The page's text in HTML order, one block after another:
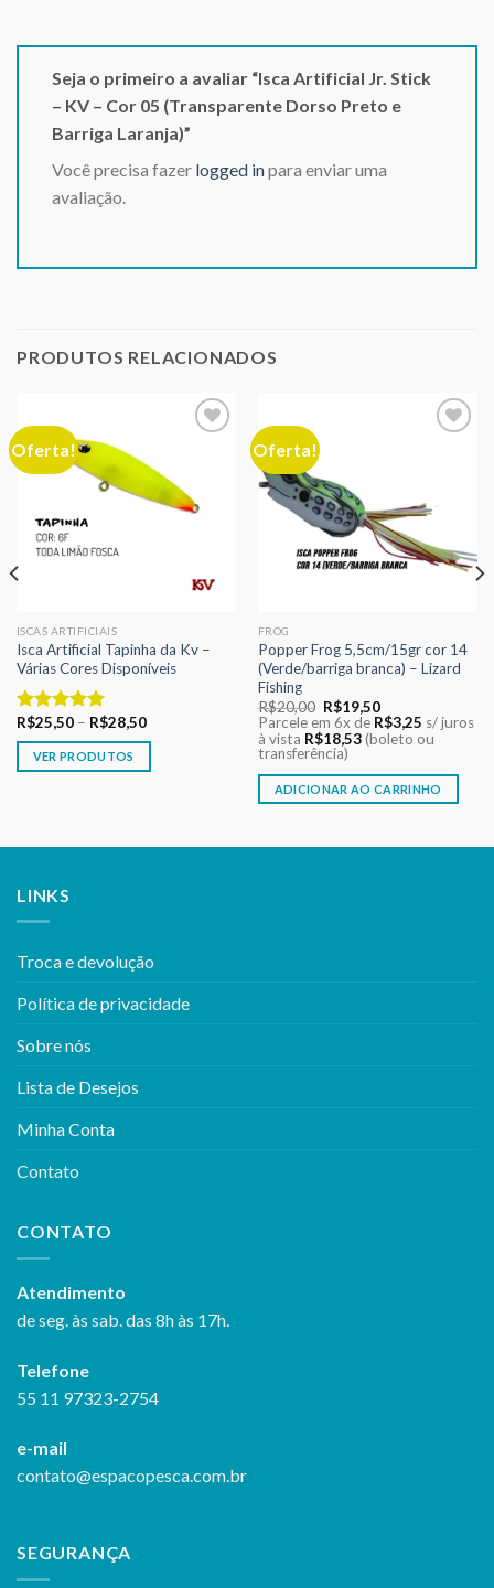
Seja o primeiro a avaliar “Isca Artificial Jr. Stick
– KV – Cor 05 (Transparente Dorso Preto e
Barriga Laranja)”
Você precisa fazer logged inpara enviar uma
avaliação.
PRODUTOS RELACIONADOS
Oferta!
desejos
ISCAS ARTIFICIAIS
Isca Artificial Tapinha da Kv –
Várias Cores Disponíveis
Avaliação
5.00de 5
R$25,50– R$28,50
VER PRODUTOS
Oferta!
FROG
Popper Frog 5,5cm/15gr cor 14
(Verde/barriga branca) – Lizard
Fishing
R$20,00 O
preço
original
era:
R$20,00.
R$19,50O
preço
atual
é:
Parcele em 6x de R$3,25 s/ juros
à vista R$18,53 (boleto ou
transferência)
ADICIONAR AO CARRINHO
LINKS
Troca e devolução
Política de privacidade
Sobre nós
Lista de Desejos
Minha Conta
Contato
CONTATO
Atendimento
de seg. às sab. das 8h às 17h.
Telefone
55 11 97323-2754
e-mail
contato@espacopesca.com.br
SEGURANÇA